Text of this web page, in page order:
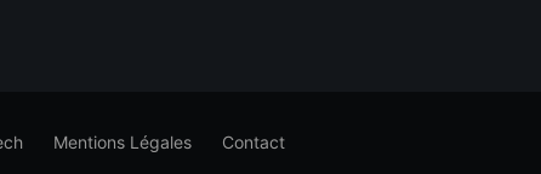
Mentions Légales Contact